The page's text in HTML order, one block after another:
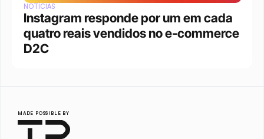
NOTÍCIAS
Instagram responde por um em cada
quatro reais vendidos no e-commerce
D2C
MADE POSSIBLE BY